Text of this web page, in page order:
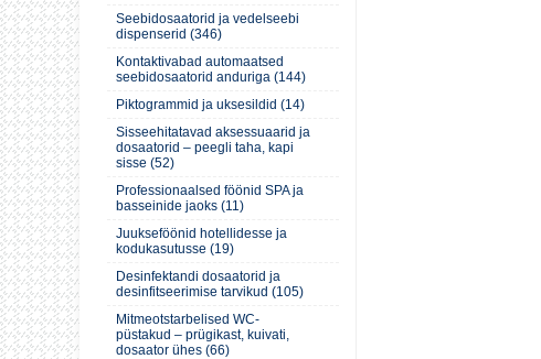
Seebidosaatorid ja vedelseebi
dispenserid (346)
Kontaktivabad automaatsed
seebidosaatorid anduriga (144)
Piktogrammid ja uksesildid (14)
Sisseehitatavad aksessuaarid ja
dosaatorid – peegli taha, kapi
sisse (52)
Professionaalsed föönid SPA ja
basseinide jaoks (11)
Juukseföönid hotellidesse ja
kodukasutusse (19)
Desinfektandi dosaatorid ja
desinfitseerimise tarvikud (105)
Mitmeotstarbelised WC-
püstakud – prügikast, kuivati,
dosaator ühes (66)